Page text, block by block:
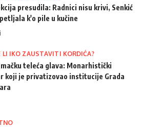
presudila: Radnici nisu krivi, Senkić
k'o pile u kučine
LI IKO ZAUSTAVITI KORDIĆA?
teleća glava: Monarhistički
koji je privatizovao institucije Grada